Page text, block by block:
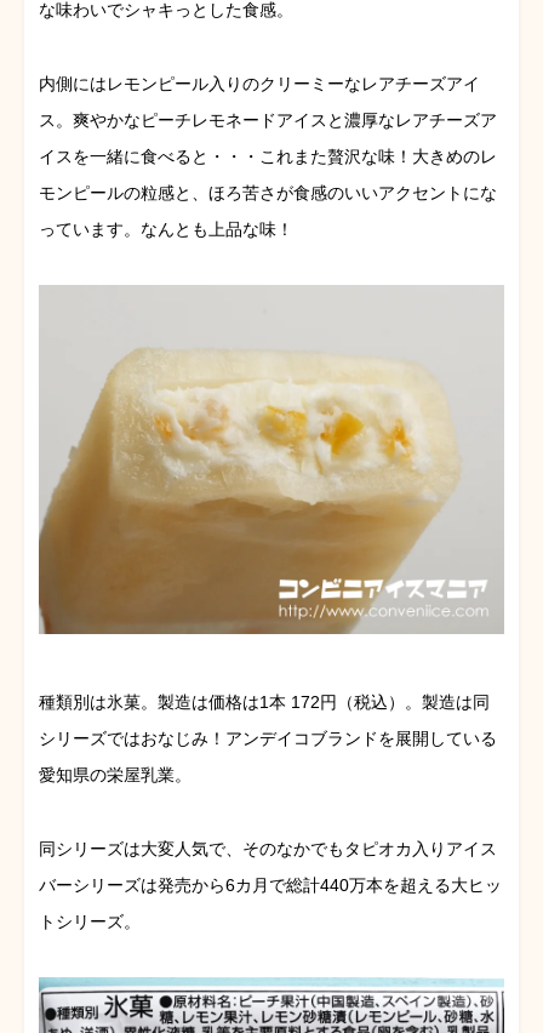
な味わいでシャキっとした食感。
内側にはレモンピール入りのクリーミーなレアチーズアイ
ス。爽やかなピーチレモネードアイスと濃厚なレアチーズア
イスを一緒に食べると・・・これまた贅沢な味！大きめのレ
モンピールの粒感と、ほろ苦さが食感のいいアクセントにな
っています。なんとも上品な味！
種類別は氷菓。製造は価格は1本 172円（税込）。製造は同
シリーズではおなじみ！アンデイコブランドを展開している
愛知県の栄屋乳業。
同シリーズは大変人気で、そのなかでもタピオカ入りアイス
バーシリーズは発売から6カ月で総計440万本を超える大ヒッ
トシリーズ。